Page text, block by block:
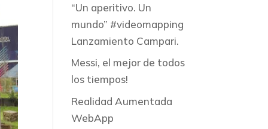
“Un aperitivo. Un
mundo” #videomapping
Lanzamiento Campari.
Messi, el mejor de todos
los tiempos!
Realidad Aumentada
WebApp